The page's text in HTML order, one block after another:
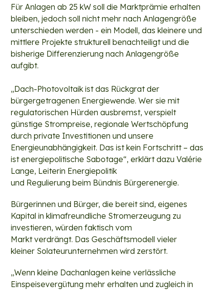
Für Anlagen ab 25 kW soll die Marktprämie erhalten
bleiben, jedoch soll nicht mehr nach Anlagengröße
unterschieden werden - ein Modell, das kleinere und
mittlere Projekte strukturell benachteiligt und die
bisherige Differenzierung nach Anlagengröße
aufgibt.
„Dach-Photovoltaik ist das Rückgrat der
bürgergetragenen Energiewende. Wer sie mit
regulatorischen Hürden ausbremst, verspielt
günstige Strompreise, regionale Wertschöpfung
durch private Investitionen und unsere
Energieunabhängigkeit. Das ist kein Fortschritt – das
ist energiepolitische Sabotage“, erklärt dazu Valérie
Lange, Leiterin Energiepolitik
und Regulierung beim Bündnis Bürgerenergie.
Bürgerinnen und Bürger, die bereit sind, eigenes
Kapital in klimafreundliche Stromerzeugung zu
investieren, würden faktisch vom
Markt verdrängt. Das Geschäftsmodell vieler
kleiner Solateurunternehmen wird zerstört.
„Wenn kleine Dachanlagen keine verlässliche
Einspeisevergütung mehr erhalten und zugleich in